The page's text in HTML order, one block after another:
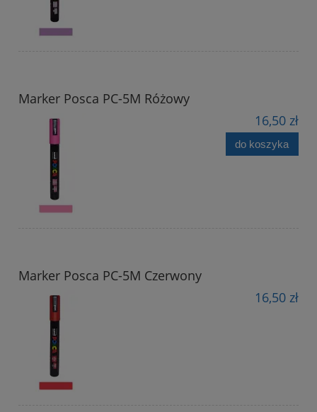
Marker Posca PC-5M Różowy
16,50 zł
do koszyka
Marker Posca PC-5M Czerwony
16,50 zł